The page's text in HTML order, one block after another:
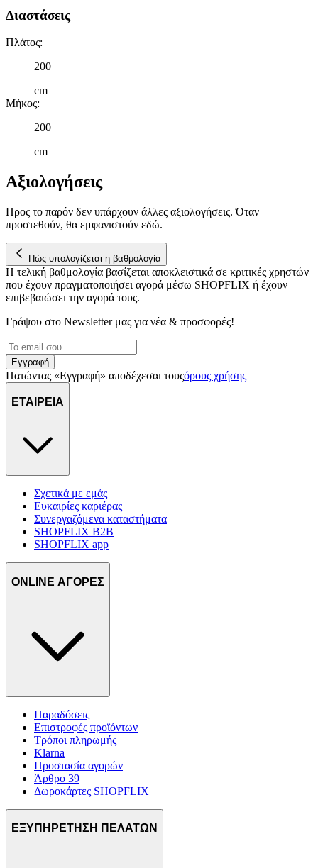
μας και την ανάπτυξη προϊόντων. Επίσης, κοινοποιούμε
τοποθεσίας μας στους συνεργάτες μέσων κοινωνικής
Διαστάσεις
Πλάτος:
200
cm
Μήκος:
200
cm
Αξιολογήσεις
Προς το παρόν δεν υπάρχουν άλλες αξιολογήσεις. Όταν
προστεθούν, θα εμφανιστούν εδώ.
Πώς υπολογίζεται η βαθμολογία
Η τελική βαθμολογία βασίζεται αποκλειστικά σε κριτικές χρηστών
που έχουν πραγματοποιήσει αγορά μέσω SHOPFLIX ή έχουν
επιβεβαιώσει την αγορά τους.
Γράψου στο Νewsletter μας για νέα & προσφορές!
Εγγραφή
Πατώντας «Εγγραφή» αποδέχεσαι τουςόρους χρήσης
ΕΤΑΙΡΕΙΑ
Σχετικά με εμάς
Ευκαιρίες καριέρας
Συνεργαζόμενα καταστήματα
SHOPFLIX B2B
SHOPFLIX app
ONLINE ΑΓΟΡΕΣ
Παραδόσεις
Επιστροφές προϊόντων
Τρόποι πληρωμής
Klarna
Προστασία αγορών
Άρθρο 39
Δωροκάρτες SHOPFLIX
ΕΞΥΠΗΡΕΤΗΣΗ ΠΕΛΑΤΩΝ